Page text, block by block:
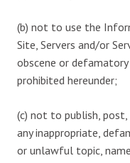
(b) not to use the
Site, Servers and/or
obscene or defamatory
prohibited hereunder;
(c) not to publish,
any inappropriate,
or unlawful topic,